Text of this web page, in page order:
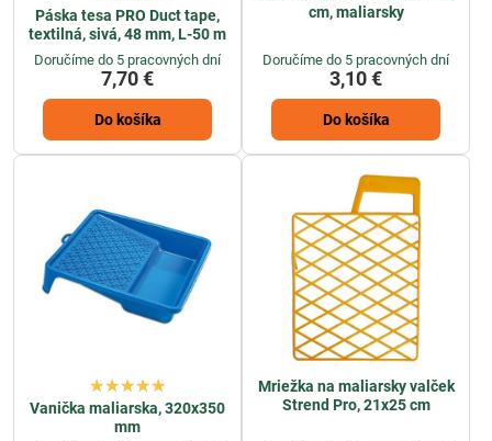
Páska tesa PRO Duct tape,
textilná, sivá, 48 mm, L-50 m
Doručíme do 5 pracovných dní
7,70 €
Do košíka
cm, maliarsky
Doručíme do 5 pracovných dní
3,10 €
Do košíka
Vanička maliarska, 320x350
mm
Mriežka na maliarsky valček
Strend Pro, 21x25 cm